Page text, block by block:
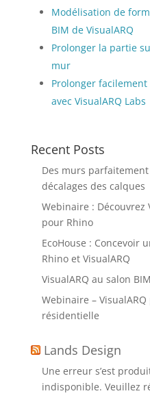
Modélisation de
BIM de VisualARQ
Prolonger la partie
mur
Prolonger
avec VisualARQ Labs
Recent Posts
Des murs
décalages des calques
Webinaire : Découvrez
pour Rhino
EcoHouse : Concevoir
Rhino et VisualARQ
VisualARQ au salon
Webinaire –
résidentielle
Lands Design
Une erreur s’est
indisponible. Veuillez